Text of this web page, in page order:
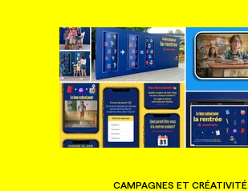
CAMPAGNES ET CRÉATIVITÉ